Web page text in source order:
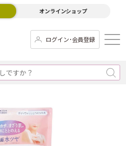
オンラインショップ
ログイン･会員登録